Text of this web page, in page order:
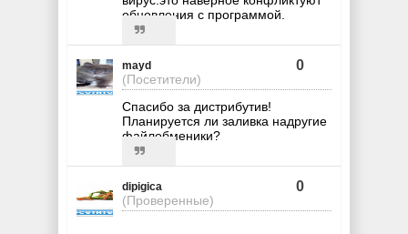
обновления с программой.
mayd
(Посетители)
0
Спасибо за дистрибутив!
Планируется ли заливка надругие
файлобменики?
dipigica
(Проверенные)
0